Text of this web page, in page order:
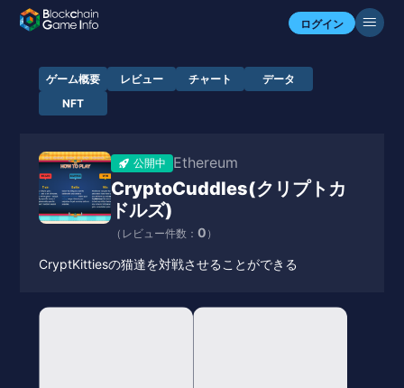
ログイン
ゲーム概要 レビュー チャート
データ
NFT
公開中 Ethereum
CryptoCuddles(クリプトカ
ドルズ)
（レビュー件数： 0 ）
CryptKittiesの猫達を対戦させることができる